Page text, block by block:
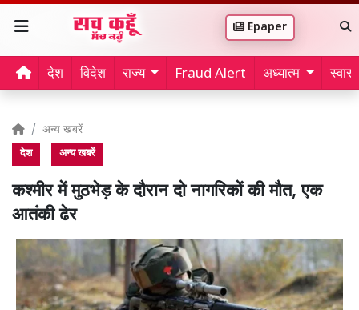
Epaper
देश विदेश राज्य Fraud Alert अध्यात्म
अन्य खबरें
देश अन्य खबरें
कश्मीर में मुठभेड़ के दौरान दो नागरिकों की मौत, एक
आतंकी ढेर